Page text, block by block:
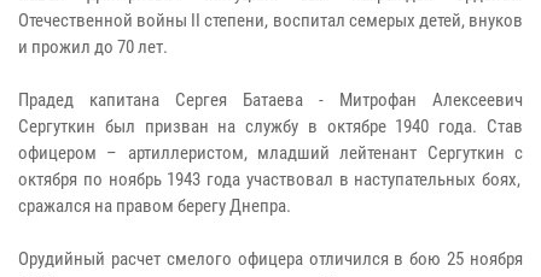
Отечественной войны II степени, воспитал семерых детей, внуков
и прожил до 70 лет.
Прадед капитана Сергея Батаева - Митрофан Алексеевич
Сергуткин был призван на службу в октябре 1940 года. Став
офицером – артиллеристом, младший лейтенант Сергуткин с
октября по ноябрь 1943 года участвовал в наступательных боях,
сражался на правом берегу Днепра.
Орудийный расчет смелого офицера отличился в бою 25 ноября